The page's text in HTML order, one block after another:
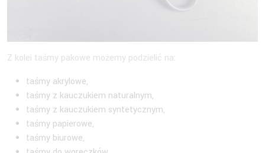
Z kolei taśmy pakowe możemy podzielić na:
taśmy akrylowe,
taśmy z kauczukiem naturalnym,
taśmy z kauczukiem syntetycznym,
taśmy papierowe,
taśmy biurowe,